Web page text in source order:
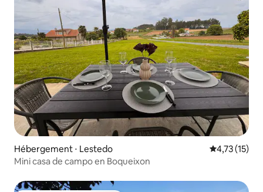
Hébergement ⋅ Lestedo Évaluation
4,73 (15)
Mini casa de campo en Boqueixon